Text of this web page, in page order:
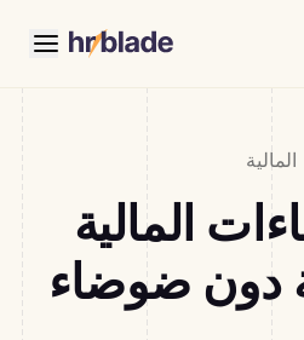
المالية
المالية
دون ضوضاء